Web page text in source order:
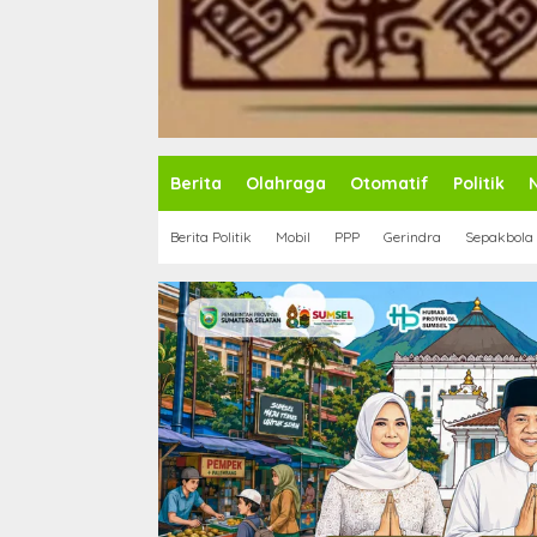
Berita Olahraga Otomatif Politik
Berita Politik Mobil PPP Gerindra Sepakbola